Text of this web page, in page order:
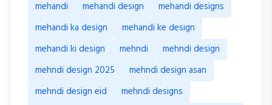
mehandi
mehandi design
mehandi designs
mehandi ka design
mehandi ke design
mehandi ki design
mehndi
mehndi design
mehndi design 2025
mehndi design asan
mehndi design eid
mehndi designs